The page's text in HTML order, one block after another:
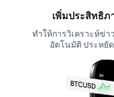
เพิ่มประสิทธิภ
ทำให้การวิเคราะห์ข่
อัตโนมัติ ประหยั